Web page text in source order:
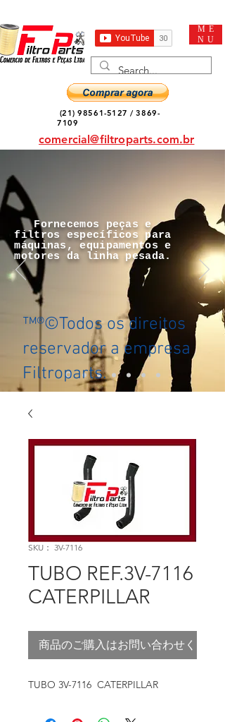
ME
NU
(21) 98561-5127 /3869-
7109
comercial@filtroparts.com.br
Fornecemos peças e
filtros específicos para
máquinas, equipamentos e
motores da linha pesada.
™®©Todos os direitos
reservador a empresa
Filtroparts.
SKU： 3V-7116
TUBO REF.3V-7116
CATERPILLAR
商品のご購入はお問い合わせください
TUBO 3V-7116 CATERPILLAR